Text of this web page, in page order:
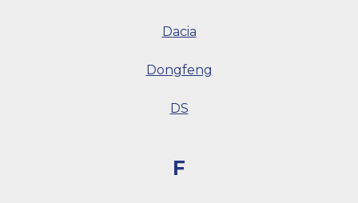
Dacia
Dongfeng
DS
F